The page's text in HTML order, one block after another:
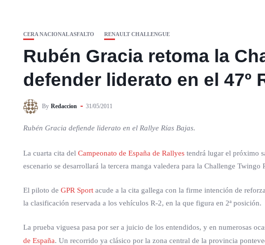
CERA NACIONAL ASFALTO RENAULT CHALLENGUE
Rubén Gracia retoma la
defender liderato en el 47º
By Redaccion 31/05/2011
Rubén Gracia defiende liderato en el Rallye Rías Bajas.
La cuarta cita del Campeonato de España de Rallyes tendrá lugar el próximo
escenario se desarrollará la tercera manga valedera para la Challenge
El piloto de GPR Sport acude a la cita gallega con la firme intención de
la clasificación reservada a los vehículos R-2, en la que figura en 2ª posición.
La prueba viguesa pasa por ser a juicio de los entendidos, y en numerosas
de España. Un recorrido ya clásico por la zona central de la provincia